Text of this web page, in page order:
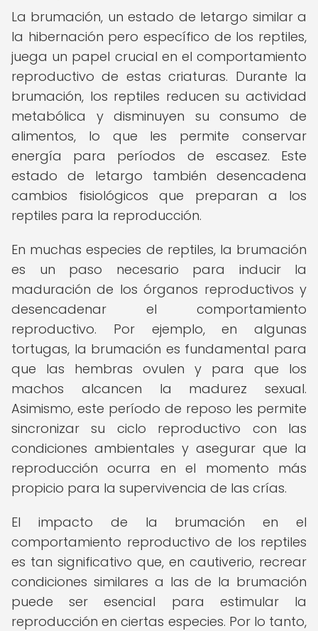
La brumación, un estado de letargo similar a
la hibernación pero específico de los reptiles,
juega un papel crucial en el comportamiento
reproductivo de estas criaturas. Durante la
brumación, los reptiles reducen su actividad
metabólica y disminuyen su consumo de
alimentos, lo que les permite conservar
energía para períodos de escasez. Este
estado de letargo también desencadena
cambios fisiológicos que preparan a los
reptiles para la reproducción.
En muchas especies de reptiles, la brumación
es un paso necesario para inducir la
maduración de los órganos reproductivos y
desencadenar el comportamiento
reproductivo. Por ejemplo, en algunas
tortugas, la brumación es fundamental para
que las hembras ovulen y para que los
machos alcancen la madurez sexual.
Asimismo, este período de reposo les permite
sincronizar su ciclo reproductivo con las
condiciones ambientales y asegurar que la
reproducción ocurra en el momento más
propicio para la supervivencia de las crías.
El impacto de la brumación en el
comportamiento reproductivo de los reptiles
es tan significativo que, en cautiverio, recrear
condiciones similares a las de la brumación
puede ser esencial para estimular la
reproducción en ciertas especies. Por lo tanto,